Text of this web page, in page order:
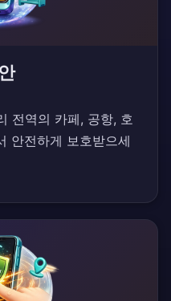
전역의 카페, 공항, 호
안전하게 보호받으세